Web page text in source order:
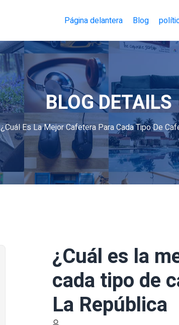
Página delantera Blog
BLOG DETAILS
¿Cuál Es La Mejor Cafetera Para Cada Tipo De
¿Cuál es la
cada tipo de
La República